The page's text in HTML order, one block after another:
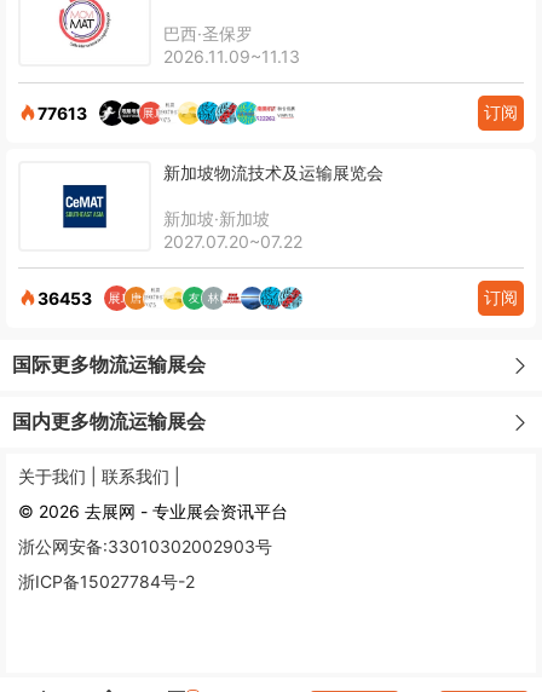
巴西·圣保罗
2026.11.09~11.13
77613 订阅
新加坡物流技术及运输展览会
新加坡·新加坡
2027.07.20~07.22
36453 订阅
国际更多物流运输展会
国内更多物流运输展会
关于我们 | 联系我们 |
© 2026 去展网 - 专业展会资讯平台
浙公网安备:33010302002903号
浙ICP备15027784号-2